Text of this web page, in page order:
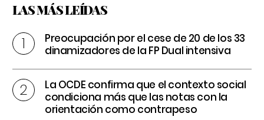
LAS MÁS LEÍDAS
Preocupación por el cese de 20 de los 33
dinamizadores de la FP Dual intensiva
La OCDE confirma que el contexto social
condiciona más que las notas con la
orientación como contrapeso